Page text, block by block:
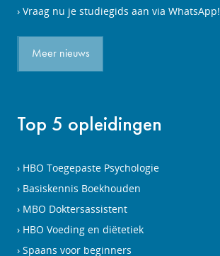
Vraag nu je studiegids aan via WhatsApp!
Meer nieuws
Top 5 opleidingen
HBO Toegepaste Psychologie
Basiskennis Boekhouden
MBO Doktersassistent
HBO Voeding en diëtetiek
Spaans voor beginners